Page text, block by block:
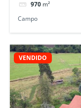
970 m²
Campo
VENDIDO